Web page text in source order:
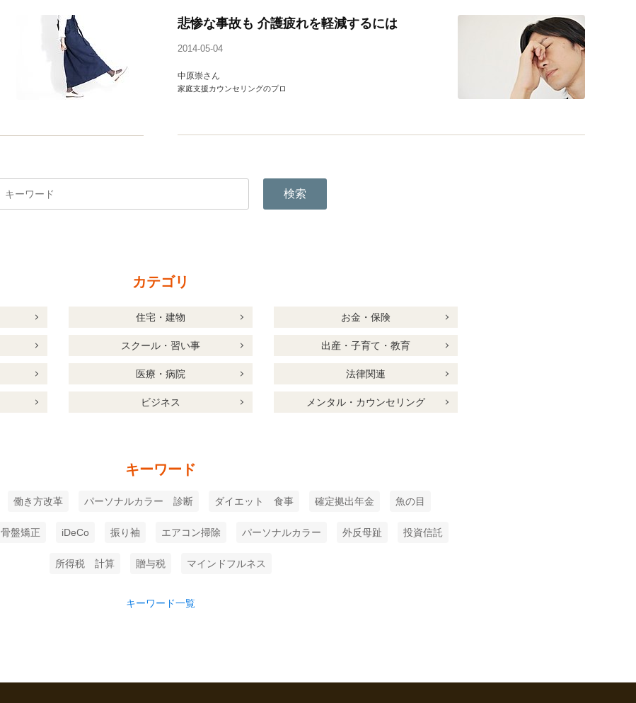
悲惨な事故も 介護疲れを軽減するには
2014-05-04
中原崇さん
家庭支援カウンセリングのプロ
検索
カテゴリ
住宅・建物 お金・保険
スクール・習い事 出産・子育て・教育
医療・病院 法律関連
ビジネス メンタル・カウンセリング
キーワード
働き方改革 パーソナルカラー 診断 ダイエット 食事 確定拠出年金 魚の目
骨盤矯正 iDeCo 振り袖 エアコン掃除 パーソナルカラー 外反母趾 投資信託
所得税 計算 贈与税 マインドフルネス
キーワード一覧